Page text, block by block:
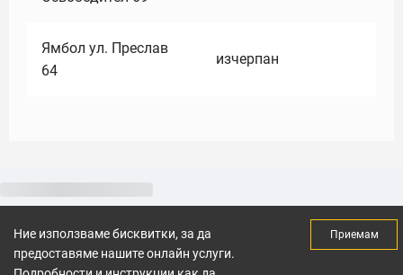
Ямбол ул. Преслав
64
изчерпан
Ние използваме бисквитки, за да
предоставяме нашите онлайн услуги.
Приемам